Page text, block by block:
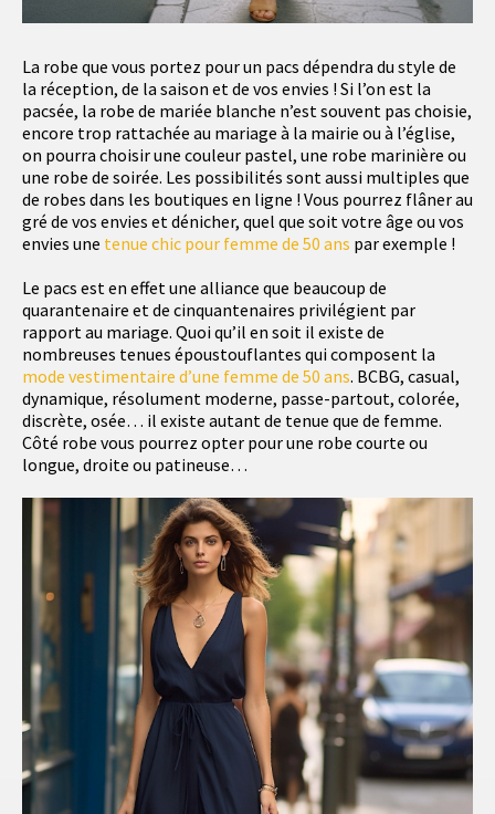
La robe que vous portez pour un pacs dépendra du style de
la réception, de la saison et de vos envies ! Si l’on est la
pacsée, la robe de mariée blanche n’est souvent pas choisie,
encore trop rattachée au mariage à la mairie ou à l’église,
on pourra choisir une couleur pastel, une robe marinière ou
une robe de soirée. Les possibilités sont aussi multiples que
de robes dans les boutiques en ligne ! Vous pourrez flâner au
gré de vos envies et dénicher, quel que soit votre âge ou vos
envies une tenue chic pour femme de 50 ans par exemple !
Le pacs est en effet une alliance que beaucoup de
quarantenaire et de cinquantenaires privilégient par
rapport au mariage. Quoi qu’il en soit il existe de
nombreuses tenues époustouflantes qui composent la
mode vestimentaire d’une femme de 50 ans. BCBG, casual,
dynamique, résolument moderne, passe-partout, colorée,
discrète, osée… il existe autant de tenue que de femme.
Côté robe vous pourrez opter pour une robe courte ou
longue, droite ou patineuse…